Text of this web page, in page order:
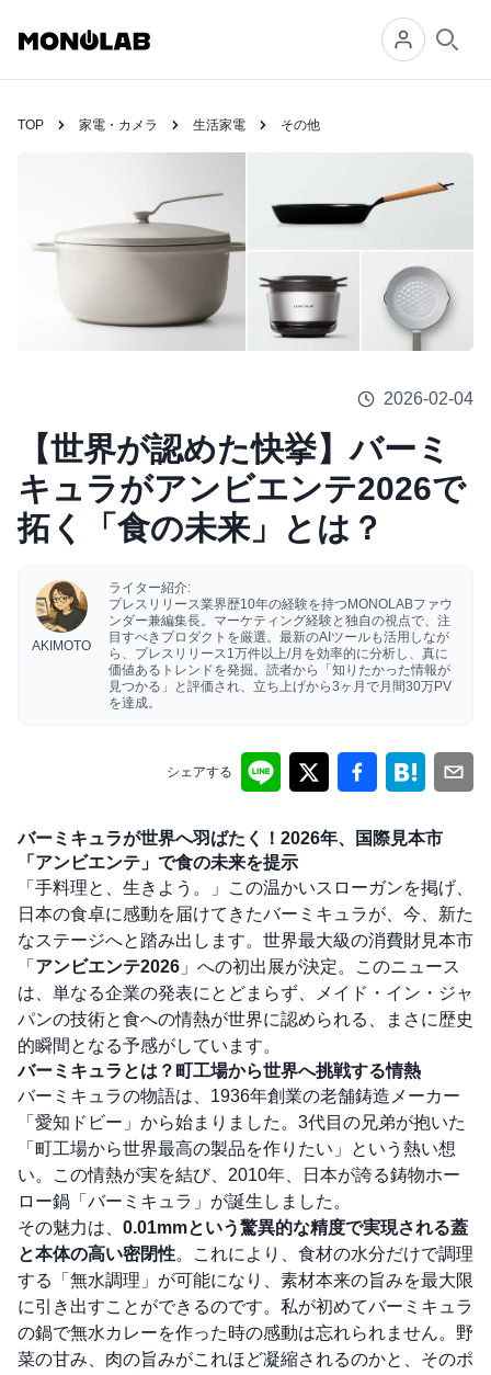
TOP 家電・カメラ 生活家電 その他
2026-02-04
【世界が認めた快挙】バーミ
キュラがアンビエンテ2026で
拓く「食の未来」とは？
AKIMOTO
ライター紹介:
プレスリリース業界歴10年の経験を持つMONOLABファウ
ンダー兼編集長。マーケティング経験と独自の視点で、注
目すべきプロダクトを厳選。最新のAIツールも活用しなが
ら、プレスリリース1万件以上/月を効率的に分析し、真に
価値あるトレンドを発掘。読者から「知りたかった情報が
見つかる」と評価され、立ち上げから3ヶ月で月間30万PV
を達成。
シェアする
バーミキュラが世界へ羽ばたく！2026年、国際見本市
「アンビエンテ」で食の未来を提示
「手料理と、生きよう。」この温かいスローガンを掲げ、
日本の食卓に感動を届けてきたバーミキュラが、今、新た
なステージへと踏み出します。世界最大級の消費財見本市
「 アンビエンテ2026 」への初出展が決定。このニュース
は、単なる企業の発表にとどまらず、メイド・イン・ジャ
パンの技術と食への情熱が世界に認められる、まさに歴史
的瞬間となる予感がしています。
バーミキュラとは？町工場から世界へ挑戦する情熱
バーミキュラの物語は、1936年創業の老舗鋳造メーカー
「愛知ドビー」から始まりました。3代目の兄弟が抱いた
「町工場から世界最高の製品を作りたい」という熱い想
い。この情熱が実を結び、2010年、日本が誇る鋳物ホー
ロー鍋「バーミキュラ」が誕生しました。
その魅力は、 0.01mmという驚異的な精度で実現される蓋
と本体の高い密閉性。これにより、食材の水分だけで調理
する「無水調理」が可能になり、素材本来の旨みを最大限
に引き出すことができるのです。私が初めてバーミキュラ
の鍋で無水カレーを作った時の感動は忘れられません。野
菜の甘み、肉の旨みがこれほど凝縮されるのかと、そのポ